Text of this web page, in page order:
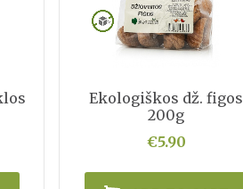
Ekologiškos dž. figos
200g
€5.90